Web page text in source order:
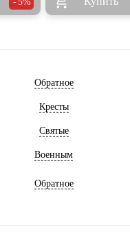
Обратное
Кресты
Святые
Военным
Обратное